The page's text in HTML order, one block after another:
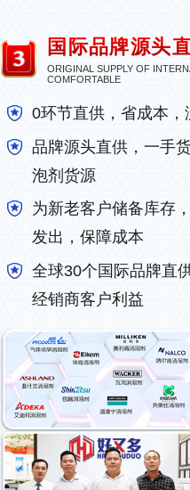
国际品牌源头
ORIGINAL SUPPLY OF
COMFORTABLE
0环节直供，省成本
品牌源头直供，一手
泡剂货源
为新老客户储备库存
发出，保障成本
全球30个国际品牌直
经销商客户利益